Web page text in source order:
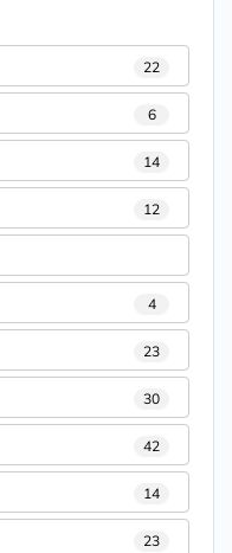
22
6
14
12
4
23
30
42
14
23